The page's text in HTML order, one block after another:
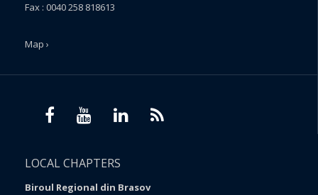
Fax : 0040 258 818613
Map ›
LOCAL CHAPTERS
Biroul Regional din Brasov